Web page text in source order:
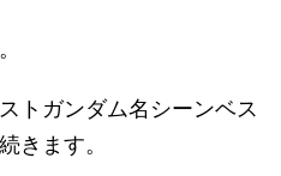
トガンダム名シーンベス
きます。